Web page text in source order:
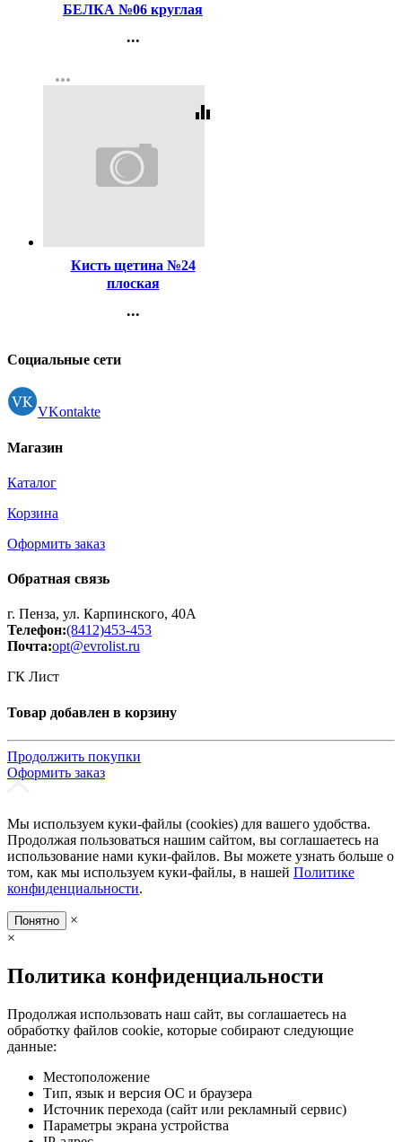
БЕЛКА №06 круглая
...
Регистрация
more_horiz
equalizer
Кисть щетина №24
плоская
...
Регистрация
Социальные сети
VKontakte
Магазин
Каталог
Корзина
Оформить заказ
Обратная связь
г. Пенза, ул. Карпинского, 40А
Телефон:(8412)453-453
Почта:opt@evrolist.ru
ГК Лист
Товар добавлен в корзину
Продолжить покупки
Оформить заказ
Мы используем куки-файлы (cookies) для вашего удобства.
Продолжая пользоваться нашим сайтом, вы соглашаетесь на
использование нами куки-файлов. Вы можете узнать больше о
том, как мы используем куки-файлы, в нашей Политике
конфиденциальности.
Понятно
×
×
Политика конфиденциальности
Продолжая использовать наш сайт, вы соглашаетесь на
обработку файлов cookie, которые собирают следующие
данные:
Местоположение
Тип, язык и версия ОС и браузера
Источник перехода (сайт или рекламный сервис)
Параметры экрана устройства